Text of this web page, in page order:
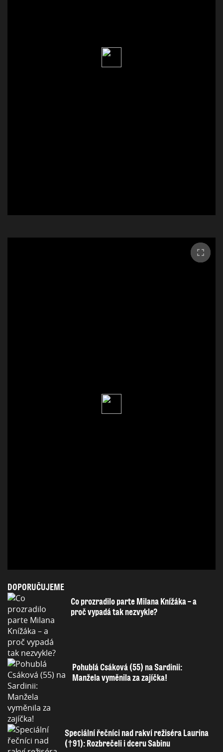
DOPORUČUJEME
Co prozradilo parte Milana Knížáka – a
proč vypadá tak nezvykle?
Pohublá Csáková (55) na Sardinii:
Manžela vyměnila za zajíčka!
Speciální řečníci nad rakví režiséra Laurina
(†91): Rozbrečeli i dceru Sabinu